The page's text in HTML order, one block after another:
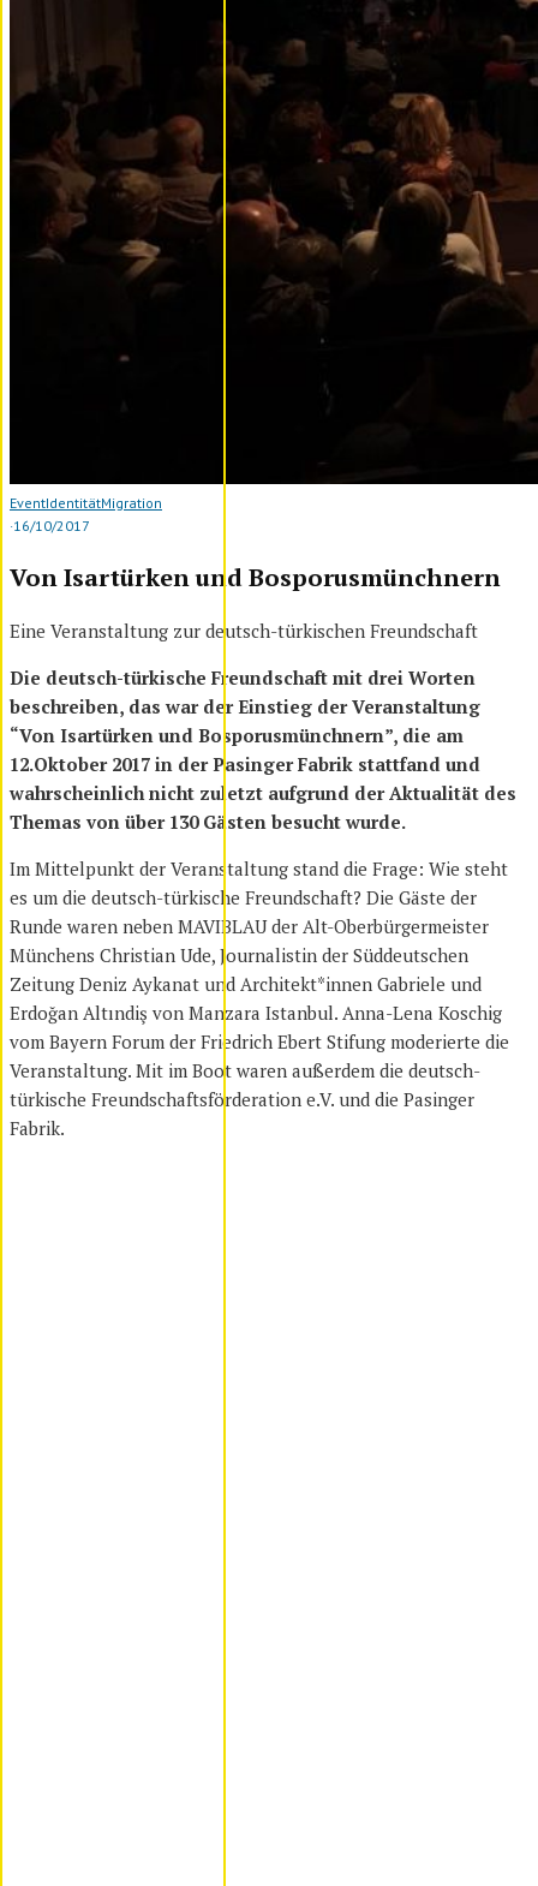
EventIdentitätMigration
·16/10/2017
Von Isartürken und Bosporusmünchnern
Eine Veranstaltung zur deutsch-türkischen Freundschaft
Die deutsch-türkische Freundschaft mit drei Worten
beschreiben, das war der Einstieg der Veranstaltung
“Von Isartürken und Bosporusmünchnern”, die am
12.Oktober 2017 in der Pasinger Fabrik stattfand und
wahrscheinlich nicht zuletzt aufgrund der Aktualität des
Themas von über 130 Gästen besucht wurde.
Im Mittelpunkt der Veranstaltung stand die Frage: Wie steht
es um die deutsch-türkische Freundschaft? Die Gäste der
Runde waren neben MAVIBLAU der Alt-Oberbürgermeister
Münchens Christian Ude, Journalistin der Süddeutschen
Zeitung Deniz Aykanat und Architekt*innen Gabriele und
Erdoğan Altındiş von Manzara Istanbul. Anna-Lena Koschig
vom Bayern Forum der Friedrich Ebert Stifung moderierte die
Veranstaltung. Mit im Boot waren außerdem die deutsch-
türkische Freundschaftsförderation e.V. und die Pasinger
Fabrik.